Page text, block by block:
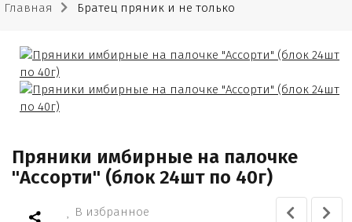
Главная Братец пряник и не только
Пряники имбирные на палочке
"Ассорти" (блок 24шт по 40г)
В избранное